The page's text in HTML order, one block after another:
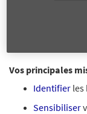
protégeant ce qui
Vos principales
Identifier les
Sensibiliser